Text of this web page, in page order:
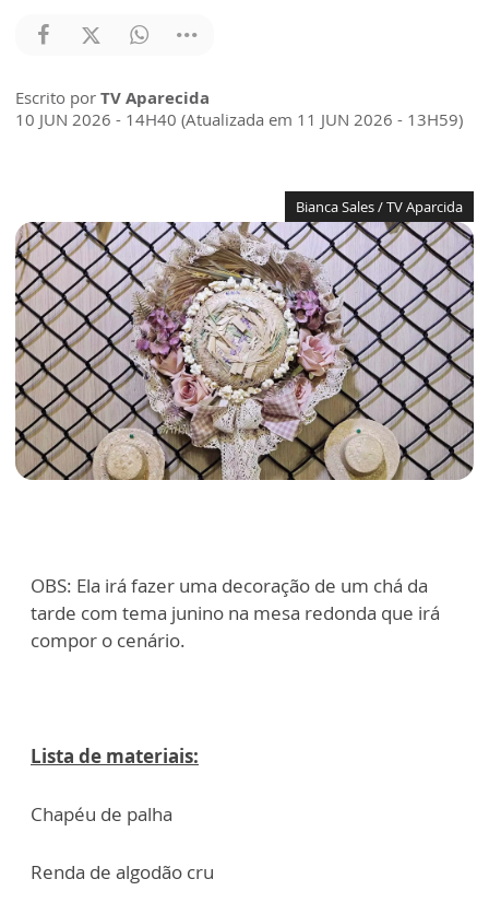
Escrito por TV Aparecida
10 JUN 2026 - 14H40 (Atualizada em 11 JUN 2026 - 13H59)
Bianca Sales / TV Aparcida
OBS: Ela irá fazer uma decoração de um chá da
tarde com tema junino na mesa redonda que irá
compor o cenário.
Lista de materiais:
Chapéu de palha
Renda de algodão cru